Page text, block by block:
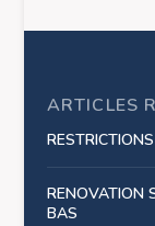
ARTICLES
RENOVATION
BAS